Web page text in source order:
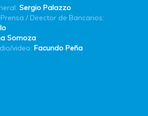
Sergio Palazzo
/ Director de Bancarios:
Somoza
video: Facundo Peña